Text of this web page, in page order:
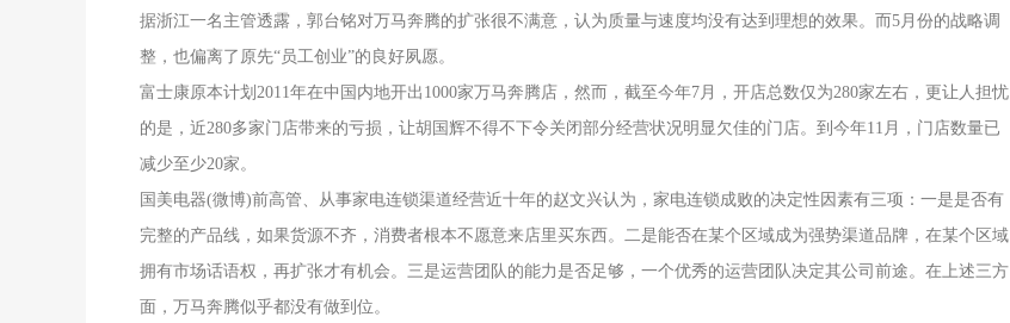
据浙江一名主管透露，郭台铭对万马奔腾的扩张很不满意，认为质量与速度均没有达到理想的效果。而5月份的战略调
整，也偏离了原先“员工创业”的良好夙愿。
富士康原本计划2011年在中国内地开出1000家万马奔腾店，然而，截至今年7月，开店总数仅为280家左右，更让人担忧
的是，近280多家门店带来的亏损，让胡国辉不得不下令关闭部分经营状况明显欠佳的门店。到今年11月，门店数量已
减少至少20家。
国美电器(微博)前高管、从事家电连锁渠道经营近十年的赵文兴认为，家电连锁成败的决定性因素有三项：一是是否有
完整的产品线，如果货源不齐，消费者根本不愿意来店里买东西。二是能否在某个区域成为强势渠道品牌，在某个区域
拥有市场话语权，再扩张才有机会。三是运营团队的能力是否足够，一个优秀的运营团队决定其公司前途。在上述三方
面，万马奔腾似乎都没有做到位。